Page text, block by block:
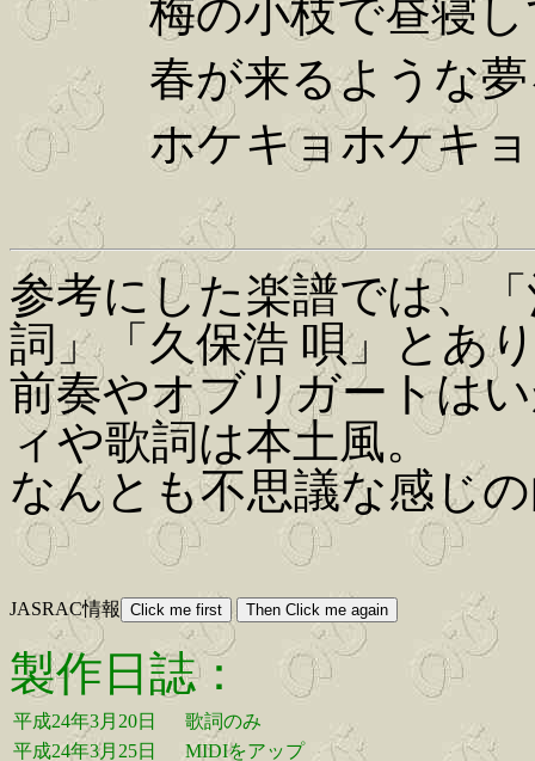
梅の小枝で昼寝し
春が来るような夢
ホケキョホケキョ
参考にした楽譜では、
詞」「久保浩 唄」とあ
前奏やオブリガートは
ィや歌詞は本土風。
なんとも不思議な感じ
JASRAC情報
製作日誌：
平成24年3月20日
歌詞のみ
平成24年3月25日
MIDIをアップ